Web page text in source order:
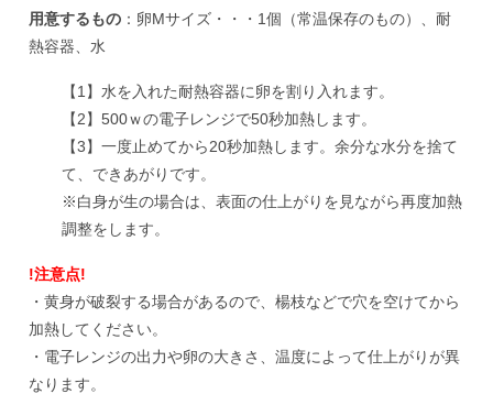
用意するもの ：卵Mサイズ・・・1個（常温保存のもの）、耐
熱容器、水
【1】水を入れた耐熱容器に卵を割り入れます。
【2】500ｗの電子レンジで50秒加熱します。
【3】一度止めてから20秒加熱します。余分な水分を捨て
て、できあがりです。
※白身が生の場合は、表面の仕上がりを見ながら再度加熱
調整をします。
!注意点!
・黄身が破裂する場合があるので、楊枝などで穴を空けてから
加熱してください。
・電子レンジの出力や卵の大きさ、温度によって仕上がりが異
なります。